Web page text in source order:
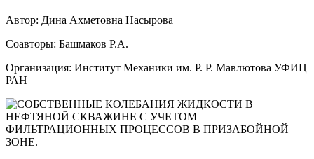
Автор: Дина Ахметовна Насырова
Соавторы: Башмаков Р.А.
Организация: Институт Механики им. Р. Р. Мавлютова УФИЦ
РАН